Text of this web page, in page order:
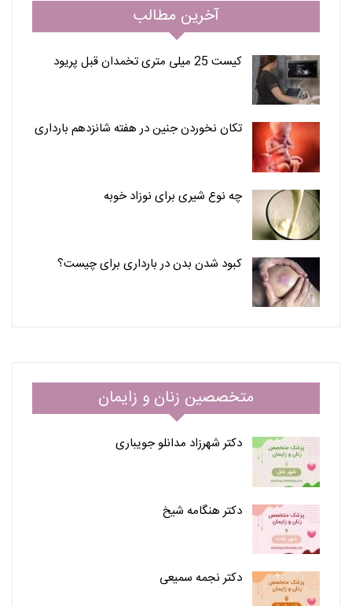
آخرین مطالب
کیست 25 میلی متری تخمدان قبل پریود
تکان نخوردن جنین در هفته شانزدهم بارداری
چه نوع شیری برای نوزاد خوبه
کبود شدن بدن در بارداری برای چیست؟
متخصصین زنان و زایمان
دکتر شهرزاد مدانلو جویباری
دکتر هنگامه شیخ
دکتر نجمه سمیعی